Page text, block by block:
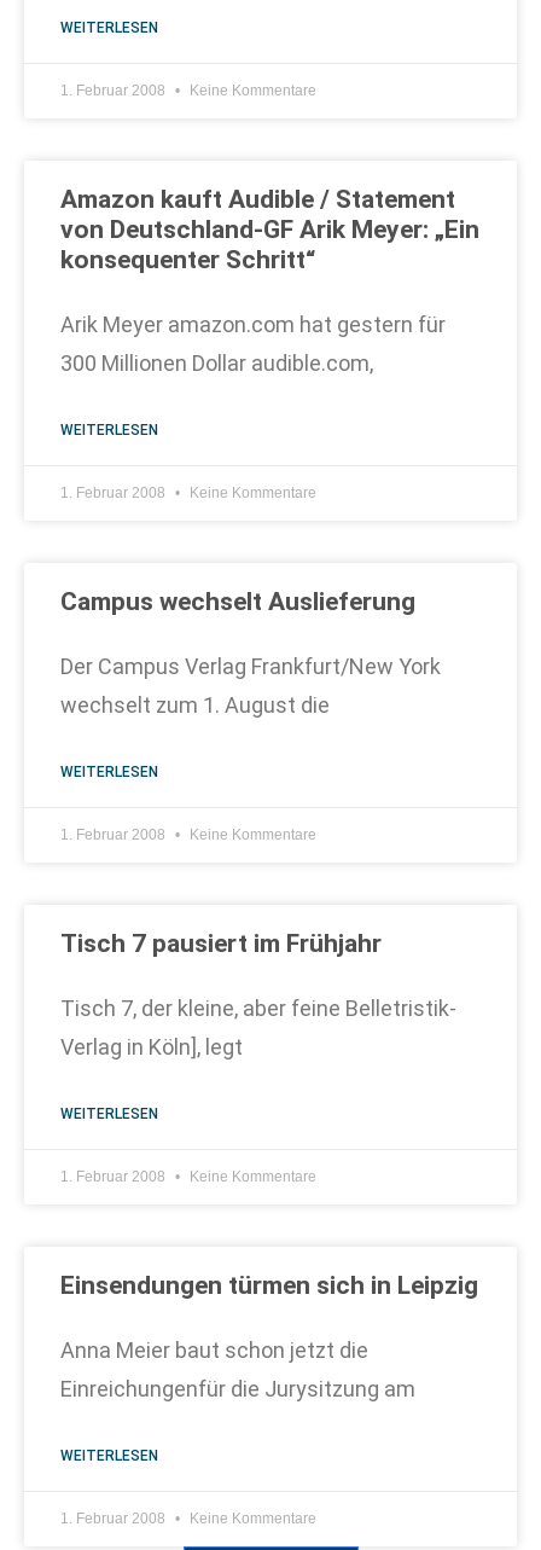
WEITERLESEN
1. Februar 2008 Keine Kommentare
Amazon kauft Audible / Statement
von Deutschland-GF Arik Meyer: „Ein
konsequenter Schritt“
Arik Meyer amazon.com hat gestern für
300 Millionen Dollar audible.com,
WEITERLESEN
1. Februar 2008 Keine Kommentare
Campus wechselt Auslieferung
Der Campus Verlag Frankfurt/New York
wechselt zum 1. August die
WEITERLESEN
1. Februar 2008 Keine Kommentare
Tisch 7 pausiert im Frühjahr
Tisch 7, der kleine, aber feine Belletristik-
Verlag in Köln], legt
WEITERLESEN
1. Februar 2008 Keine Kommentare
Einsendungen türmen sich in Leipzig
Anna Meier baut schon jetzt die
Einreichungenfür die Jurysitzung am
WEITERLESEN
1. Februar 2008 Keine Kommentare